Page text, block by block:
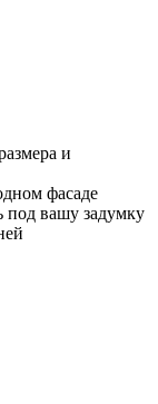
и
фасаде
под вашу задумку